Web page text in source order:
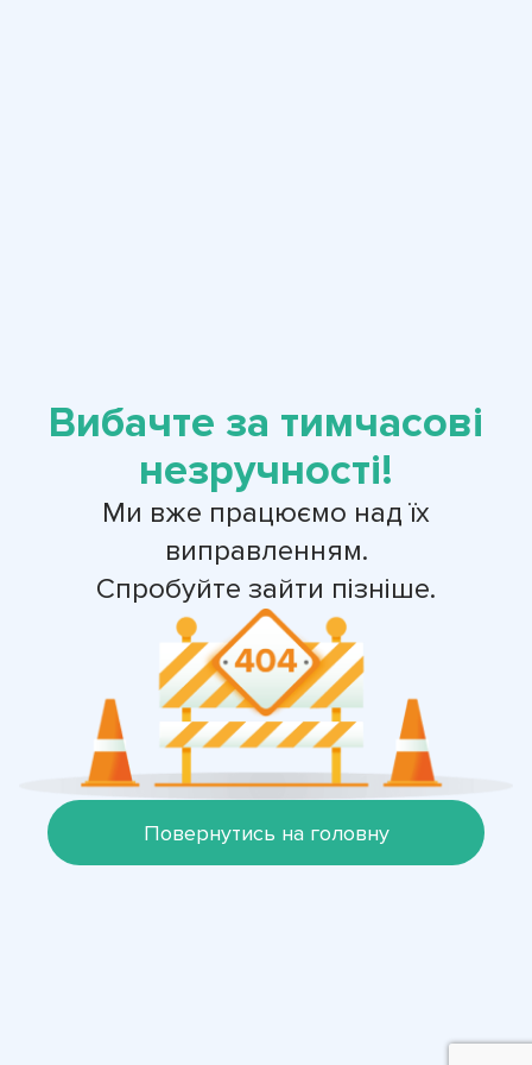
Вибачте за тимчасові
незручності!
Ми вже працюємо над їх
виправленням.
Спробуйте зайти пізніше.
Повернутись на головну